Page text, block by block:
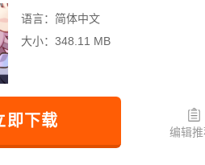
语言： 简体中文
大小： 348.11 MB
即下载
编辑推